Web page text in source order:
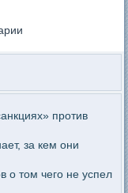
против
за кем они
о том чего не успел